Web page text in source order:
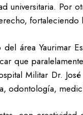
universitaria. Por
fortaleciendo
área Yaurimar
que
Militar Dr.
odontología,